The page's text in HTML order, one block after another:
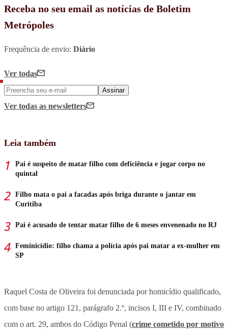
Receba no seu email as notícias de Boletim
Metrópoles
Frequência de envio: Diário
Ver todas
Assinar
Ver todas as newsletters
Leia também
Pai é suspeito de matar filho com deficiência e jogar corpo no
quintal
Filho mata o pai a facadas após briga durante o jantar em
Curitiba
Pai é acusado de tentar matar filho de 6 meses envenenado no RJ
Feminicídio: filho chama a polícia após pai matar a ex-mulher em
SP
Raquel Costa de Oliveira foi denunciada por homicídio qualificado,
com base no artigo 121, parágrafo 2.º, incisos I, III e IV, combinado
com o art. 29, ambos do Código Penal (crime cometido por motivo